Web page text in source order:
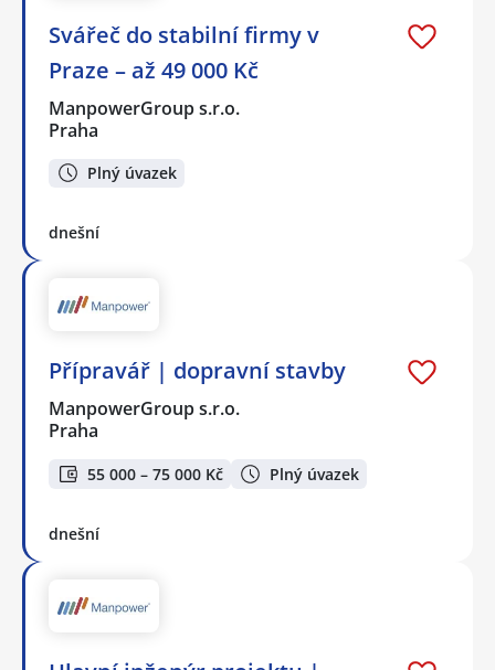
Svářeč do stabilní firmy v
Praze – až 49 000 Kč
ManpowerGroup s.r.o.
Praha
Plný úvazek
dnešní
Přípravář | dopravní stavby
ManpowerGroup s.r.o.
Praha
55 000 – 75 000 Kč Plný úvazek
dnešní